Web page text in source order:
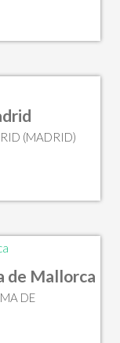
(MADRID)
de Mallorca
DE